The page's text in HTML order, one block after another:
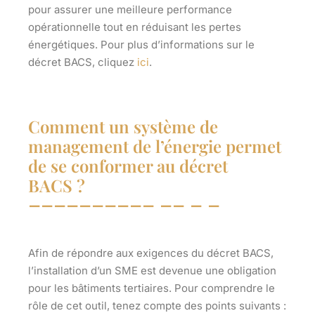
pour assurer une meilleure performance
opérationnelle tout en réduisant les pertes
énergétiques. Pour plus d’informations sur le
décret BACS, cliquez ici.
Comment un système de
management de l’énergie permet
de se conformer au décret
BACS ?
Afin de répondre aux exigences du décret BACS,
l’installation d’un SME est devenue une obligation
pour les bâtiments tertiaires. Pour comprendre le
rôle de cet outil, tenez compte des points suivants :